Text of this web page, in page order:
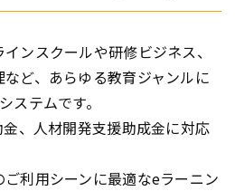
ンスクールや研修ビジネス、
ど、あらゆる教育ジャンルに
ステムです。
、人材開発支援助成金に対応
利用シーンに最適なeラーニン